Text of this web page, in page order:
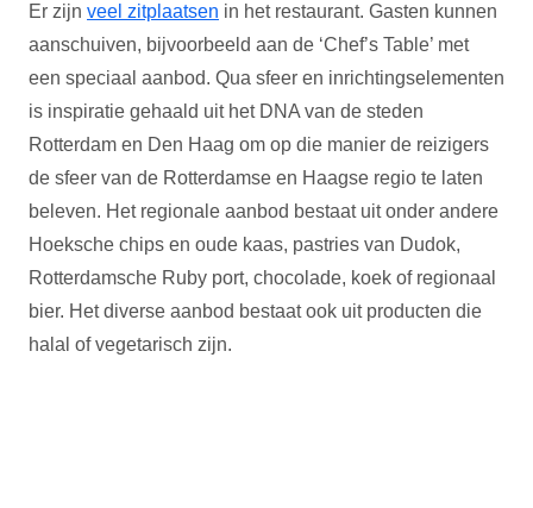
Er zijn veel zitplaatsen in het restaurant. Gasten kunnen
aanschuiven, bijvoorbeeld aan de ‘Chef’s Table’ met
een speciaal aanbod. Qua sfeer en inrichtingselementen
is inspiratie gehaald uit het DNA van de steden
Rotterdam en Den Haag om op die manier de reizigers
de sfeer van de Rotterdamse en Haagse regio te laten
beleven. Het regionale aanbod bestaat uit onder andere
Hoeksche chips en oude kaas, pastries van Dudok,
Rotterdamsche Ruby port, chocolade, koek of regionaal
bier. Het diverse aanbod bestaat ook uit producten die
halal of vegetarisch zijn.